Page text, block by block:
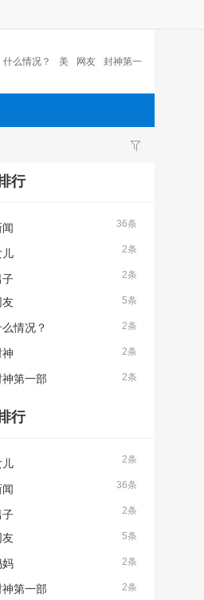
什么情况？ 美 网友 封神第一
行
36条
闻
2条
儿
2条
子
5条
友
2条
情况？
2条
2条
神第一部
行
2条
儿
36条
闻
2条
子
5条
友
2条
妈
2条
神第一部